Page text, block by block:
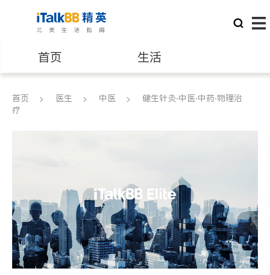
首页 生活
医生 律师
养老 非盈利组织
首页 医生 中医
健生针灸‧中医‧中药‧物理治
疗